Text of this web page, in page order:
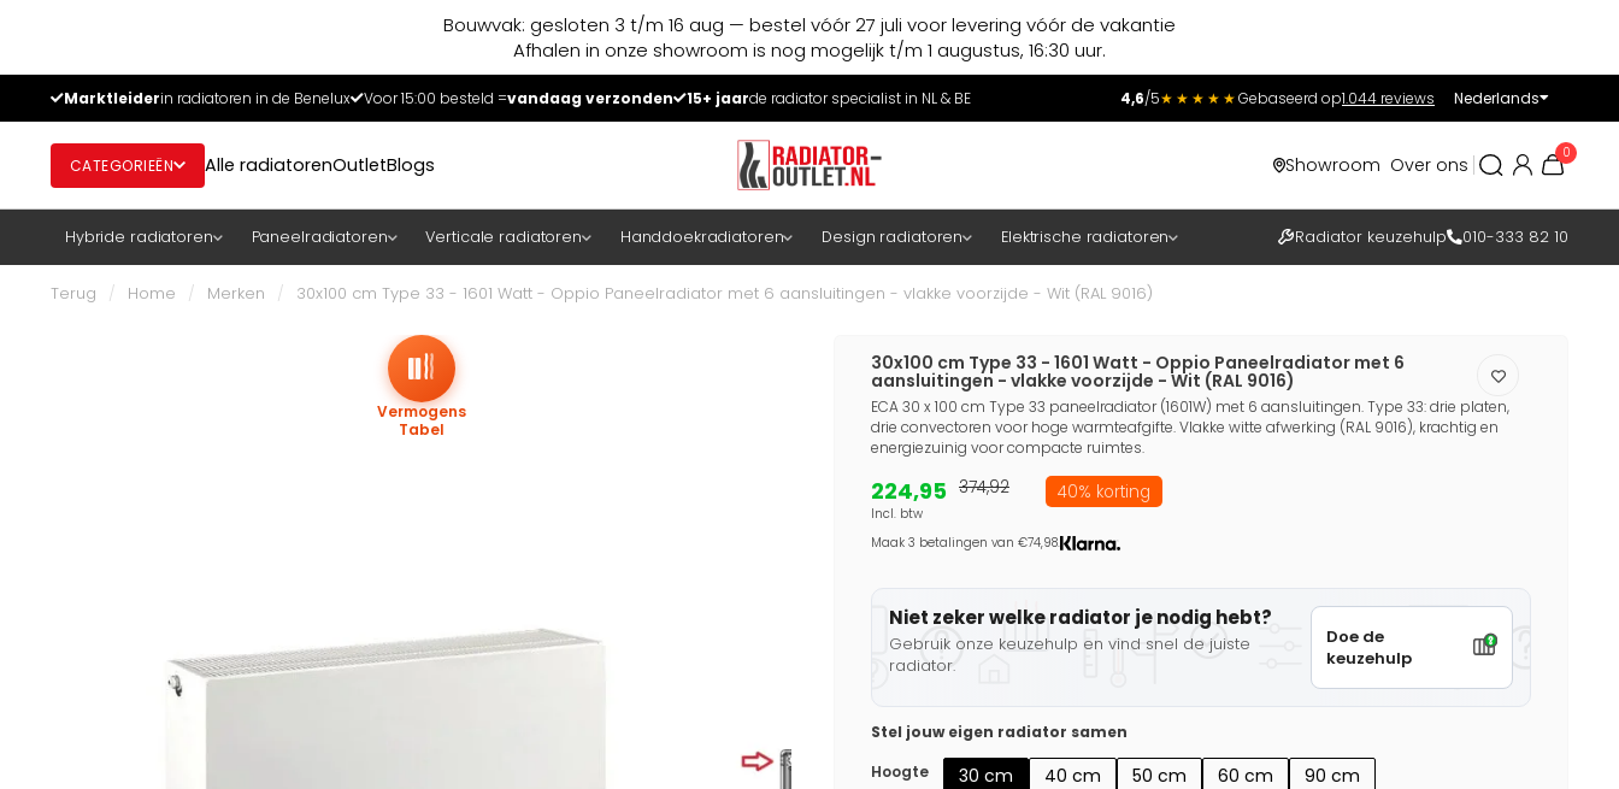
Bouwvak: gesloten 3 t/m 16 aug — bestel vóór 27 juli voor levering vóór de vakantie
Afhalen in onze showroom is nog mogelijk t/m 1 augustus, 16:30 uur.
Marktleiderin radiatoren in de Benelux Voor 15:00 besteld =vandaag verzonden 15+ jaarde radiator specialist in NL & BE 4,6/5★★★★★Gebaseerd op1.044 reviews Nederlands
CATEGORIEËN Alle radiatorenOutletBlogs Showroom Over ons
0
Hybride radiatoren Paneelradiatoren Verticale radiatoren Handdoekradiatoren Design radiatoren Elektrische radiatoren Radiator keuzehulp 010-333 82 10
Terug / Home / Merken / 30x100 cm Type 33 - 1601 Watt - Oppio Paneelradiator met 6 aansluitingen - vlakke voorzijde - Wit (RAL 9016)
Vermogens
Tabel
30x100 cm Type 33 - 1601 Watt - Oppio Paneelradiator met 6
aansluitingen - vlakke voorzijde - Wit (RAL 9016)
ECA 30 x 100 cm Type 33 paneelradiator (1601W) met 6 aansluitingen. Type 33: drie platen,
drie convectoren voor hoge warmteafgifte. Vlakke witte afwerking (RAL 9016), krachtig en
energiezuinig voor compacte ruimtes.
224,95
Incl. btw
374,92 40% korting
Maak 3 betalingen van €74,98.
Niet zeker welke radiator je nodig hebt?
Gebruik onze keuzehulp en vind snel de juiste
radiator.
Doe de
keuzehulp
Stel jouw eigen radiator samen
Hoogte
30 cm 40 cm 50 cm 60 cm 90 cm